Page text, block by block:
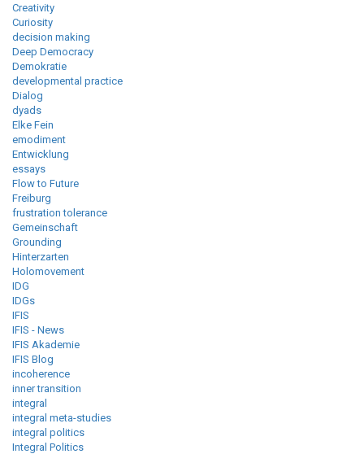
Creativity
Curiosity
decision making
Deep Democracy
Demokratie
developmental practice
Dialog
dyads
Elke Fein
emodiment
Entwicklung
essays
Flow to Future
Freiburg
frustration tolerance
Gemeinschaft
Grounding
Hinterzarten
Holomovement
IDG
IDGs
IFIS
IFIS - News
IFIS Akademie
IFIS Blog
incoherence
inner transition
integral
integral meta-studies
integral politics
Integral Politics